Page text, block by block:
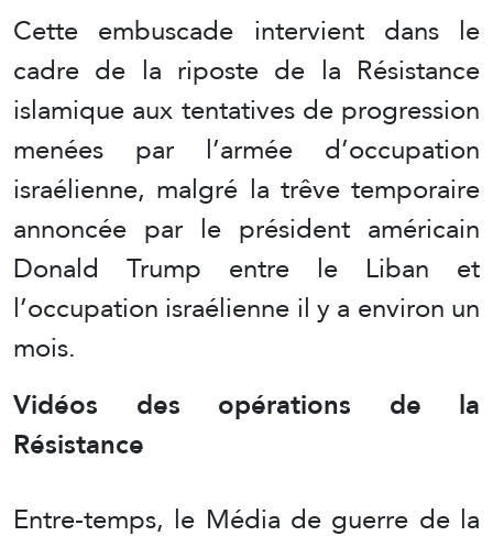
Cette embuscade intervient dans le
cadre de la riposte de la Résistance
islamique aux tentatives de progression
menées par l’armée d’occupation
israélienne, malgré la trêve temporaire
annoncée par le président américain
Donald Trump entre le Liban et
l’occupation israélienne il y a environ un
mois.
Vidéos des opérations de la
Résistance
Entre-temps, le Média de guerre de la